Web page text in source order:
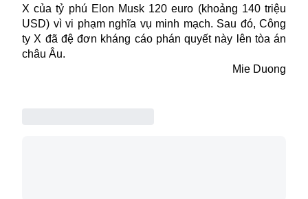
X của tỷ phú Elon Musk 120 euro (khoảng 140 triệu
USD) vì vi phạm nghĩa vụ minh mạch. Sau đó, Công
ty X đã đệ đơn kháng cáo phán quyết này lên tòa án
châu Âu.
Mie Duong